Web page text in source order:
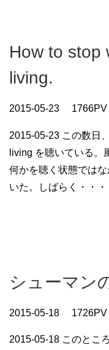
How to stop
living.
2015-05-23 1766PV
2015-05-23 この数日
living を聴いている。
何かを聴く状態では
いた。しばらく・・・
シューマン
2015-05-18 1726PV
2015-05-18 このとこ